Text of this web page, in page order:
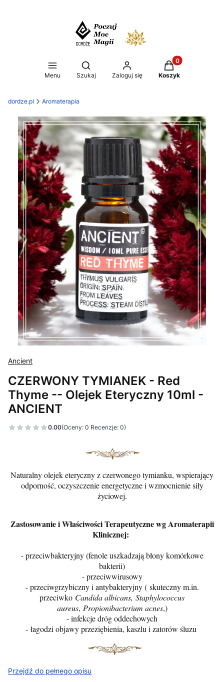
Menu
Otwórz wyszukiwarkę
Szukaj Zaloguj się
Produkty w
Koszyk
dordze.pl Aromaterapia
Ancient
CZERWONY TYMIANEK - Red
Thyme -- Olejek Eteryczny 10ml -
ANCIENT
0.00(Oceny: 0 Recenzje: 0)
Naturalny olejek eteryczny z czerwonego tymianku, wspierający
odporność, oczyszczenie energetyczne i wzmocnienie siły
życiowej.
Zastosowanie i Właściwości Terapeutyczne wg Aromaterapii
Klinicznej:
- przeciwbakteryjny (fenole uszkadzają błony komórkowe
bakterii)
- przeciwwirusowy
- przeciwgrzybiczny i antybakteryjny ( skuteczny m.in.
przeciwko Candida albicans, Staphylococcus
aureus, Propionibacterium acnes,)
- infekcje dróg oddechowych
- łagodzi objawy przeziębienia, kaszlu i zatorów śluzu
Przejdź do pełnego opisu